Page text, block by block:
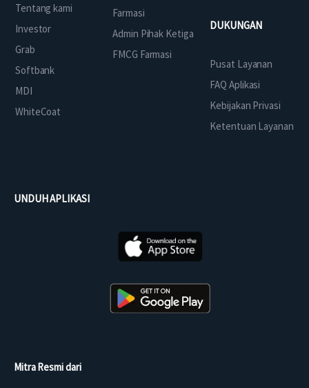
Tentang kami
Investor
Grab
Softbank
MDI
WhiteCoat
Farmasi
Admin Pihak Ketiga
FMCG Farmasi
DUKUNGAN
Pusat Layanan
FAQ Aplikasi
Kebijakan Privasi
Ketentuan Layanan
UNDUH APLIKASI
Mitra Resmi dari